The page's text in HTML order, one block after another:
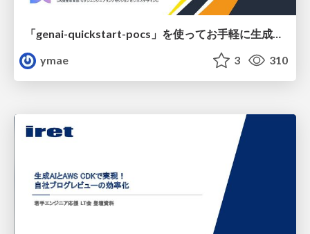
「genai-quickstart-pocs」を使ってお手軽に生成AIのPoCを始めよう！
ymae
3 310